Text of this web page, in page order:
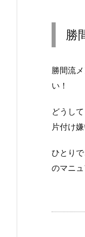
勝
勝間流
い！
どうし
片付け
ひとり
のマニュ